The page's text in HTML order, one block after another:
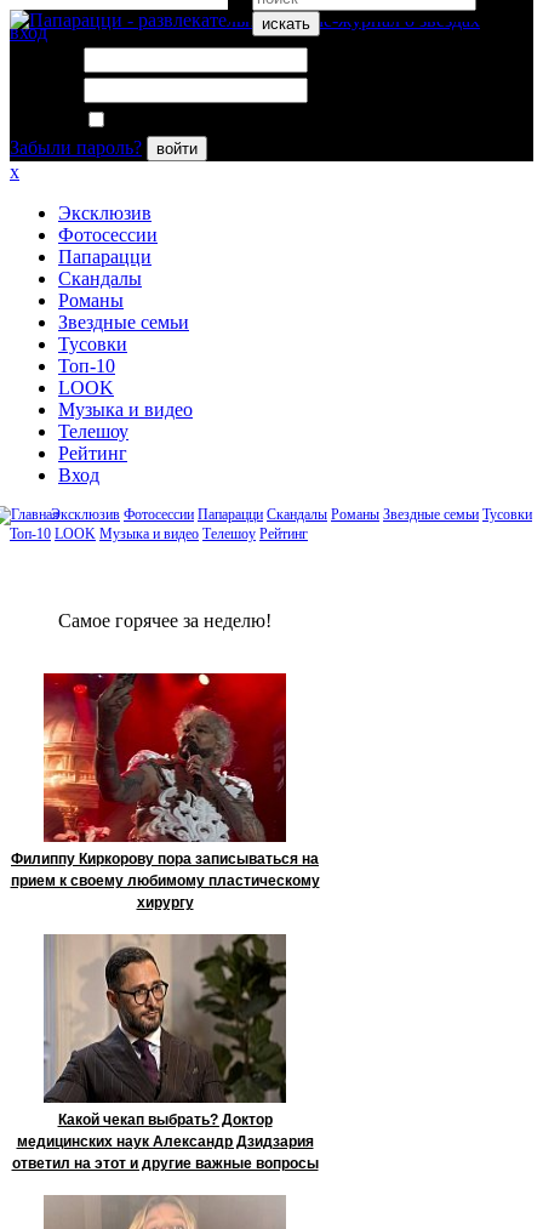
искать
вход
Забыли пароль?
войти
x
Эксклюзив
Фотосессии
Папарацци
Скандалы
Романы
Звездные семьи
Тусовки
Топ-10
LOOK
Музыка и видео
Телешоу
Рейтинг
Вход
Эксклюзив Фотосессии Папарацци Скандалы Романы Звездные семьи Тусовки
Топ-10 LOOK Музыка и видео Телешоу Рейтинг
Сaмое гoрячее за неделю!
Филиппу Киркорову пора записываться на
прием к своему любимому пластическому
хирургу
Какой чекап выбрать? Доктор
медицинских наук Александр Дзидзария
ответил на этот и другие важные вопросы